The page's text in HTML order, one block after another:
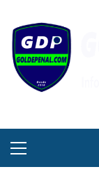
contenido
principal